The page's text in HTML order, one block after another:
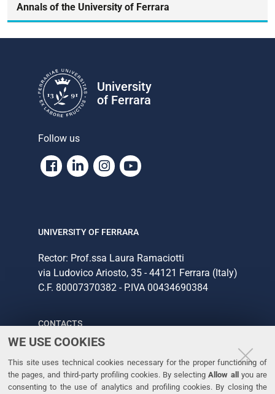
WE USE COOKIES
This site uses technical cookies necessary for the proper functioning of
the pages, and third-party profiling cookies. By selectingAllow allyou are
consenting to the use of analytics and profiling cookies. By closing the
Annals of the University of Ferrara
University
of Ferrara
Follow us
Facebook
LinkedinInstagram
Youtube
UNIVERSITY OF FERRARA
Rector: Prof.ssa Laura Ramaciotti
via Ludovico Ariosto, 35 - 44121 Ferrara (Italy)
C.F. 80007370382 - P.IVA 00434690384
CONTACTS
Tel. +39 0532 293111
Fax. +39 0532 293031